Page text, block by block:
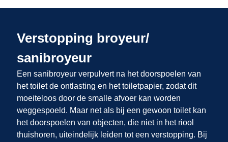
Verstopping broyeur/
sanibroyeur
Een sanibroyeur verpulvert na het doorspoelen van
het toilet de ontlasting en het toiletpapier, zodat dit
moeiteloos door de smalle afvoer kan worden
weggespoeld. Maar net als bij een gewoon toilet kan
het doorspoelen van objecten, die niet in het riool
thuishoren, uiteindelijk leiden tot een verstopping. Bij